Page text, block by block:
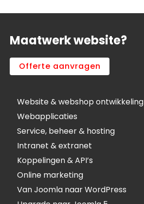
Maatwerk website?
Offerte aanvragen
Website & webshop ontwikkeling
Webapplicaties
Service, beheer & hosting
Intranet & extranet
Koppelingen & API’s
Online marketing
Van Joomla naar WordPress